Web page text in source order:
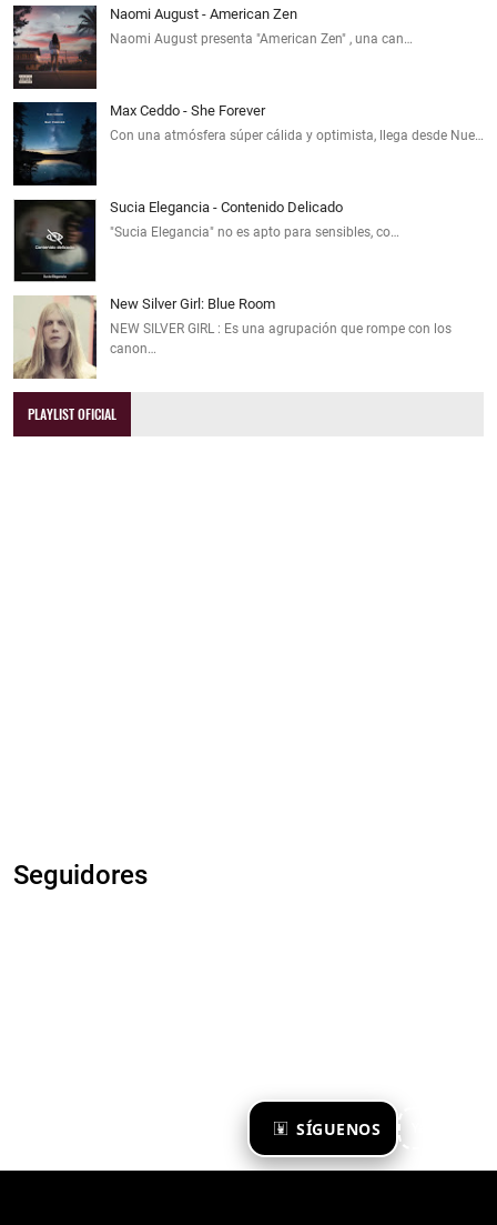
SÍGUENOS
Naomi August - American Zen
Naomi August presenta "American Zen" , una can…
Max Ceddo - She Forever
Con una atmósfera súper cálida y optimista, llega desde Nue…
Sucia Elegancia - Contenido Delicado
"Sucia Elegancia" no es apto para sensibles, co…
New Silver Girl: Blue Room
NEW SILVER GIRL : Es una agrupación que rompe con los
canon…
PLAYLIST OFICIAL
Seguidores